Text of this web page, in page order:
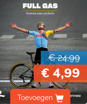
€ 24,99
€ 4,99
Toevoegen